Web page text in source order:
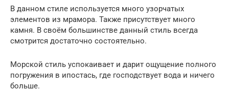
В данном стиле используется много узорчатых
элементов из мрамора. Также присутствует много
камня. В своём большинстве данный стиль всегда
смотрится достаточно состоятельно.
Морской стиль успокаивает и дарит ощущение полного
погружения в ипостась, где господствует вода и ничего
больше.